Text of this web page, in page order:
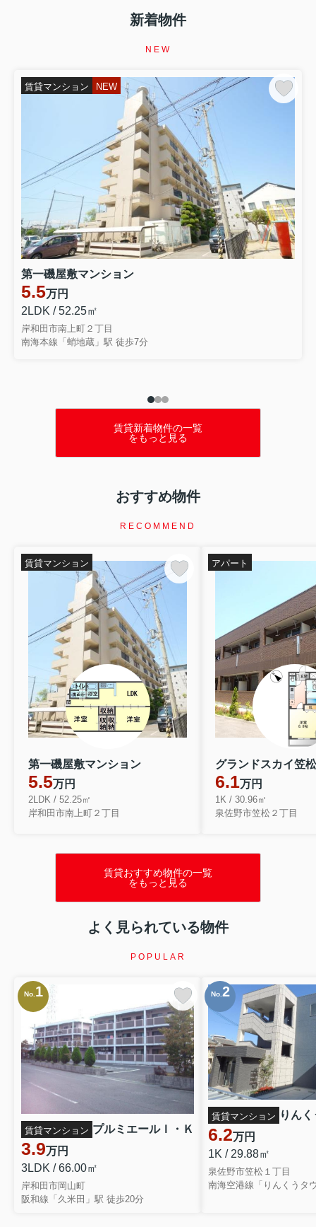
と賃貸住宅は借りられない？ 「生活保護だから無理」と
諦める前に知ってほしいこと 前回の振り返り 第3回で
いてお伝えしました。 高齢だからという理由だけではな
第2回【イエサポ住まい支援コラム】
【イエサポ住まい支援コラム】第2回 住宅セーフティネ
ット制度とは？ 「住まいに困ったとき、誰が支えてくれ
るの？」 前回の振り返り 第1回では、貝塚市社会福祉協
議会様で行った講演をもとに、 「住まいを失ってからで
はなく、住まいを失う前に相談することが大切」 という
テーマでお話ししました...
2026.07.21
第1回【イエサポ住まい支援コラム】
【イエサポ住まい支援コラム】第1回 社会福祉協議会様
で講演しました 「住宅セーフティネット制度 ～住まいを
失う前にできること～」 先日、貝塚市社会福祉協議会様
で、職員の皆さまを対象に「住宅セーフティネット制度
～住まいを失う前にできること～」をテーマとした講演
を行いました。講演では、住まいを失...
新着物件
NEW
賃貸マンション NEW
第一磯屋敷マンション
5.5万円
2LDK / 52.25㎡
岸和田市南上町２丁目
南海本線「蛸地蔵」駅 徒歩7分
賃貸新着物件の一覧
をもっと見る
おすすめ物件
RECOMMEND
第一磯屋敷マンション
5.5万円
2LDK / 52.25㎡
岸和田市南上町２丁目
賃貸マンション
グランドスカイ笠松
6.1万円
1K / 30.96㎡
泉佐野市笠松２丁目
アパート
賃貸おすすめ物件の一覧
をもっと見る
よく見られている物件
POPULAR
No. 1
賃貸マンション プルミエールＩ・Ｋ
3.9万円
3LDK / 66.00㎡
岸和田市岡山町
阪和線「久米田」駅 徒歩20分
No. 2
賃貸マンション りん
6.2万円
1K / 29.88㎡
泉佐野市笠松１丁目
南海空港線「りんくうタ